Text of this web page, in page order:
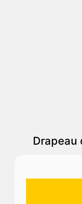
Drapeau